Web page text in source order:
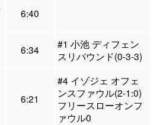
6:40
6:34
#1 小池 ディフェン
スリバウンド(0-3-3)
6:21
#4 イゾジェ オフェ
ンスファウル(2-1:0)
フリースローオンフ
ァウル0